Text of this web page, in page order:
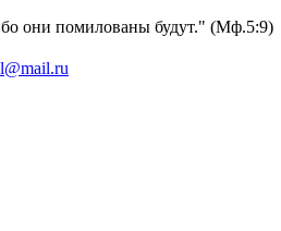
они помилованы будут." (Мф.5:9)